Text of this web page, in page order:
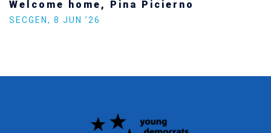
Picierno
Increasing